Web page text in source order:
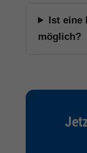
Ist eine
möglich?